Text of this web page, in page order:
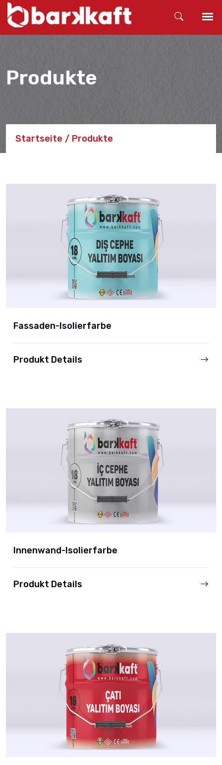
Produkte
Startseite Produkte
Fassaden-Isolierfarbe
Produkt Details
Innenwand-Isolierfarbe
Produkt Details